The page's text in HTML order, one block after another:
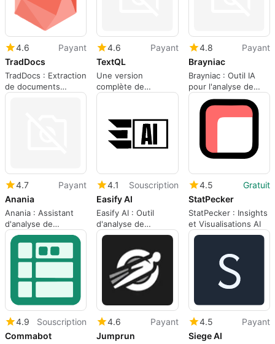
4.6
Payant
TradDocs
TradDocs : Extraction
de documents
simplifiée
4.6
Payant
TextQL
Une version
complète de
l'application pour les
4.8
Payant
Brayniac
Brayniac : Outil IA
pour l'analyse de
données CSV
4.7
Payant
Anania
Anania : Assistant
d'analyse de
données performant
4.1
Souscription
Easify AI
Easify AI : Outil
d'analyse de
données efficace
4.5
Gratuit
StatPecker
StatPecker : Insights
et Visualisations AI
4.9
Souscription
Commabot
4.6
Payant
Jumprun
4.5
Payant
Siege AI